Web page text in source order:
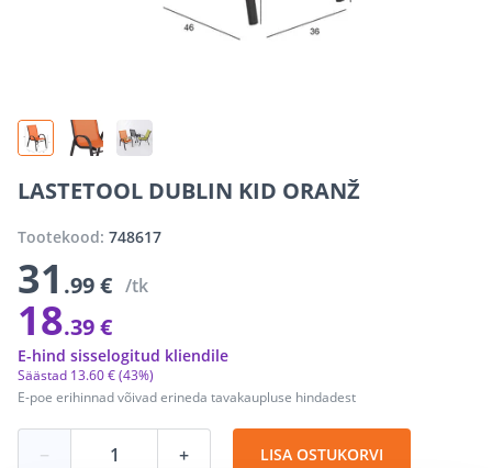
LASTETOOL DUBLIN KID ORANŽ
Tootekood: 748617
31 .99 € /tk
18.39 €
E-poe erihinnad võivad erineda tavakaupluse hindadest
Säästad 13.60 €(43%)
E-hind sisselogitud kliendile
− + LISA OSTUKORVI